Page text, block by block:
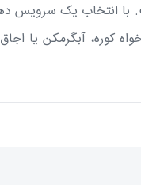
با انتخاب یک سرویس
کوره، آبگرمکن یا